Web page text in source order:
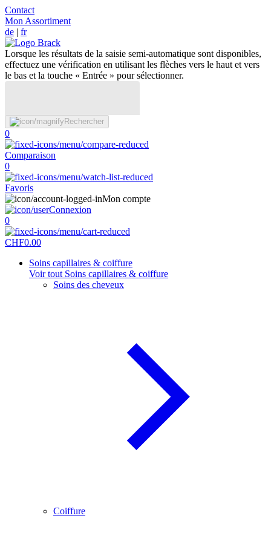
Contact
Mon Assortiment
de | fr
Lorsque les résultats de la saisie semi-automatique sont disponibles,
effectuez une vérification en utilisant les flèches vers le haut et vers
le bas et la touche « Entrée » pour sélectionner.
Rechercher
0
Comparaison
0
Favoris
Mon compte
Connexion
0
CHF0.00
Soins capillaires & coiffure
Voir tout Soins capillaires & coiffure
Soins des cheveux
Coiffure